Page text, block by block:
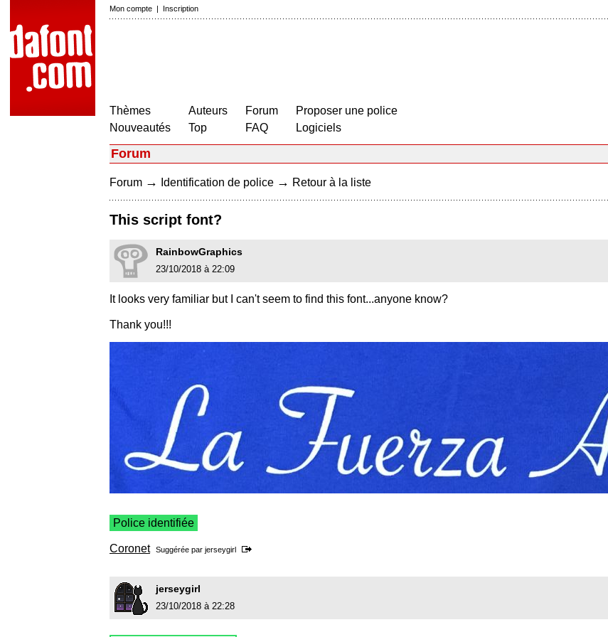
Mon compte | Inscription
Thèmes
Nouveautés
Auteurs
Top
Forum
FAQ
Proposer une police
Logiciels
Forum
Forum → Identification de police → Retour à la liste
This script font?
RainbowGraphics
23/10/2018 à 22:09
It looks very familiar but I can't seem to find this font...anyone know?
Thank you!!!
Police identifiée
Coronet Suggérée par jerseygirl
jerseygirl
23/10/2018 à 22:28